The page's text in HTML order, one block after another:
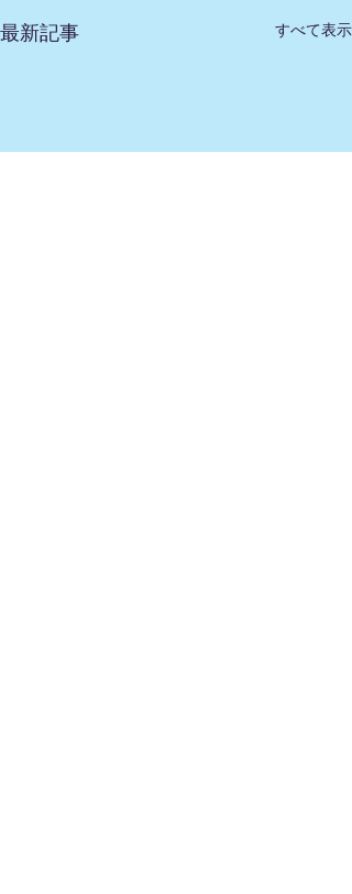
最新記事 すべて表示